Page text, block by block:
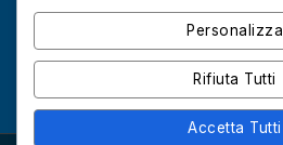
Personalizza
Rifiuta Tutti
Accetta Tutti